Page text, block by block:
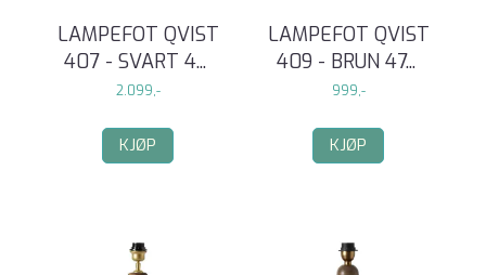
LAMPEFOT QVIST
407 - SVART 4...
2.099,-
KJØP
LAMPEFOT QVIST
409 - BRUN 47...
999,-
KJØP